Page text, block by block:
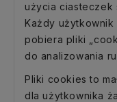
użycia ciasteczek
Każdy
pobiera pliki
do analizowania
Pliki cookies to
dla użytkownika